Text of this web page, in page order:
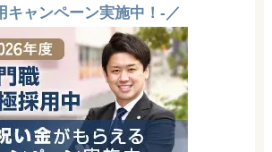
キャンペーン実施中！-／